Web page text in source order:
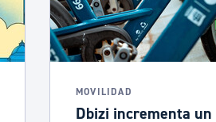
MOVILIDAD
Dbizi incrementa un